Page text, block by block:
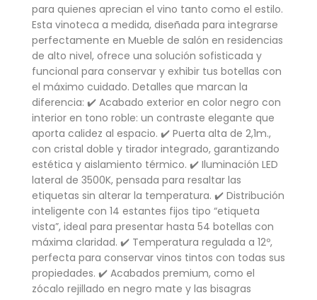
para quienes aprecian el vino tanto como el estilo.
Esta vinoteca a medida, diseñada para integrarse
perfectamente en Mueble de salón en residencias
de alto nivel, ofrece una solución sofisticada y
funcional para conservar y exhibir tus botellas con
el máximo cuidado. Detalles que marcan la
diferencia: ✔️ Acabado exterior en color negro con
interior en tono roble: un contraste elegante que
aporta calidez al espacio. ✔️ Puerta alta de 2,1m.,
con cristal doble y tirador integrado, garantizando
estética y aislamiento térmico. ✔️ Iluminación LED
lateral de 3500K, pensada para resaltar las
etiquetas sin alterar la temperatura. ✔️ Distribución
inteligente con 14 estantes fijos tipo “etiqueta
vista”, ideal para presentar hasta 54 botellas con
máxima claridad. ✔️ Temperatura regulada a 12º,
perfecta para conservar vinos tintos con todas sus
propiedades. ✔️ Acabados premium, como el
zócalo rejillado en negro mate y las bisagras